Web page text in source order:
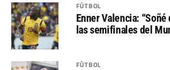
FÚTBOL
Enner Valencia:
las semifinales del
FÚTBOL